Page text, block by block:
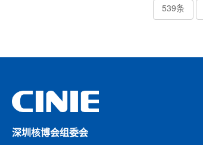
539条
深圳核博会组委会